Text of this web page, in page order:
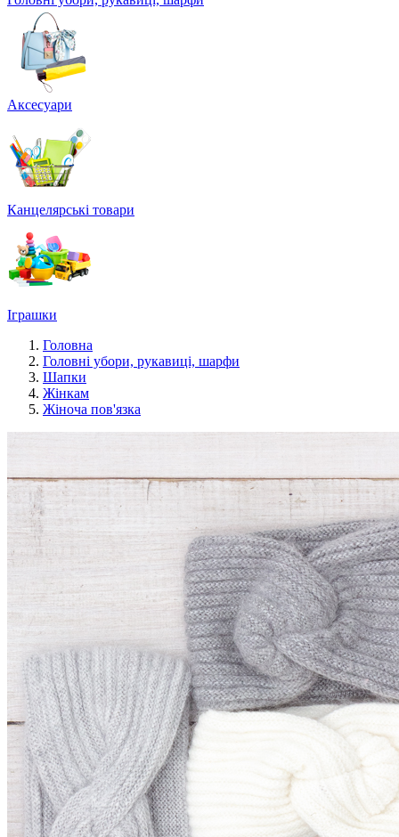
Аксесуари
Канцелярські товари
Іграшки
Головна
Головні убори, рукавиці, шарфи
Шапки
Жінкам
Жіноча пов'язка